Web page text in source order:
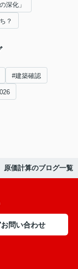
深化」
？
#建築確認
原価計算のブログ一覧
お問い合わせ